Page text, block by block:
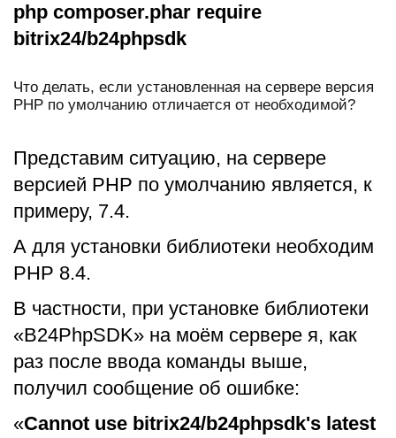
php composer.phar require
bitrix24/b24phpsdk
Что делать, если установленная на сервере версия
PHP по умолчанию отличается от необходимой?
Представим ситуацию, на сервере
версией PHP по умолчанию является, к
примеру, 7.4.
А для установки библиотеки необходим
PHP 8.4.
В частности, при установке библиотеки
«B24PhpSDK» на моём сервере я, как
раз после ввода команды выше,
получил сообщение об ошибке:
«Cannot use bitrix24/b24phpsdk's latest